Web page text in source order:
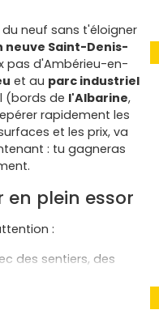
neuf sans t'éloigner
neuve Saint-Denis-
pas d'Ambérieu-en-
et au parc industriel
(bords de l'Albarine,
rapidement les
et les prix, va
: tu gagneras
en plein essor
:
des sentiers, des
proche des écoles et